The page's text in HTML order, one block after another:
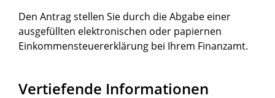
Den Antrag stellen Sie durch die Abgabe einer
ausgefüllten elektronischen oder papiernen
Einkommensteuererklärung bei Ihrem Finanzamt.
Vertiefende Informationen